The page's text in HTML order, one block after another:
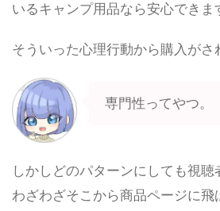
いるキャンプ用品なら安心できま
そういった心理行動から購入がさ
専門性ってやつ。
しかしどのパターンにしても視聴
わざわざそこから商品ページに飛